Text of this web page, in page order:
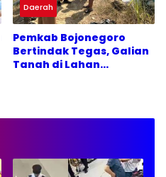
Daerah
Pemkab Bojonegoro
Bertindak Tegas, Galian
Tanah di Lahan